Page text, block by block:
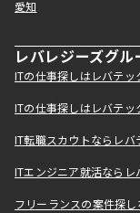
愛知
レバレジーズグ
ITの仕事探しはレバテッ
ITの仕事探しはレバテッ
IT転職スカウトならレバ
ITエンジニア就活なら
フリーランスの案件探